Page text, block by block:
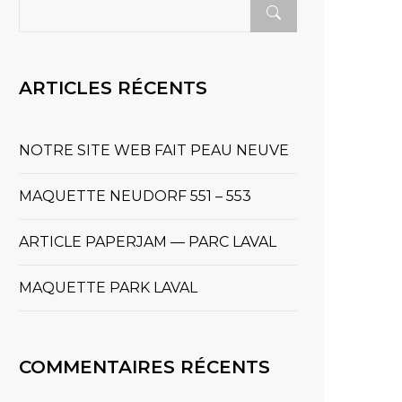
ARTICLES RÉCENTS
NOTRE SITE WEB FAIT PEAU NEUVE
MAQUETTE NEUDORF 551 – 553
ARTICLE PAPERJAM — PARC LAVAL
MAQUETTE PARK LAVAL
COMMENTAIRES RÉCENTS